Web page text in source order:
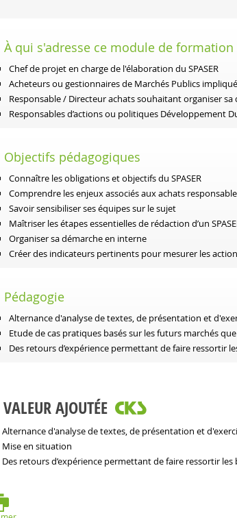
À qui s'adresse ce module de formation
Chef de projet en charge de l'élaboration du SPASER
Acheteurs ou gestionnaires de Marchés Publics
Responsable / Directeur achats souhaitant organiser
Responsables d’actions ou politiques Développement
Objectifs pédagogiques
Connaître les obligations et objectifs du SPASER
Comprendre les enjeux associés aux achats
Savoir sensibiliser ses équipes sur le sujet
Maîtriser les étapes essentielles de rédaction d’un
Organiser sa démarche en interne
Créer des indicateurs pertinents pour mesurer les
Pédagogie
Alternance d'analyse de textes, de présentation et
Etude de cas pratiques basés sur les futurs marchés
Des retours d’expérience permettant de faire ressortir
VALEUR AJOUTÉE
Alternance d'analyse de textes, de présentation et
Mise en situation
Des retours d’expérience permettant de faire ressortir